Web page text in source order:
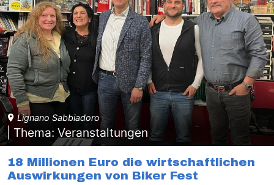
Lignano Sabbiadoro
| Thema: Veranstaltungen
18 Millionen Euro die wirtschaftlichen
Auswirkungen von Biker Fest